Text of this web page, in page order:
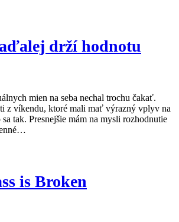
drží hodnotu
mien na seba nechal trochu čakať.
z víkendu, ktoré mali mať výrazný vplyv na
tak. Presnejšie mám na mysli rozhodnutie
is Broken